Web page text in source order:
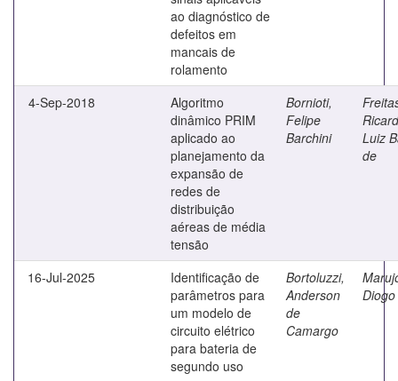
ao diagnóstico de
defeitos em
mancais de
rolamento
4-Sep-2018
Algoritmo
dinâmico PRIM
aplicado ao
planejamento da
expansão de
redes de
distribuição
aéreas de média
tensão
Bornioti,
Felipe
Barchini
Luiz
de
16-Jul-2025
Identificação de
parâmetros para
um modelo de
circuito elétrico
para bateria de
segundo uso
Bortoluzzi,
Anderson
de
Camargo
Diogo